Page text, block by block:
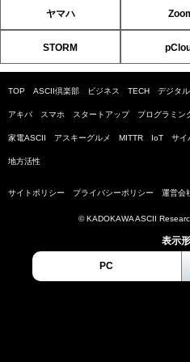
ヤマハ
STORM
TOP ASCII倶楽部 ビジネス TECH デジタル
アキバ スマホ スタートアップ プログラミン
家電ASCII アスキーグルメ MITTR IoT サイ
地方活性
サイトポリシー プライバシーポリシー 運営会
© KADOKAWA ASCII
表示
PC